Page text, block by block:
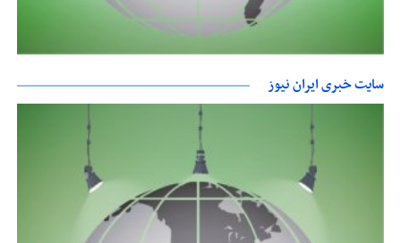
سایت خبری ایران نیوز